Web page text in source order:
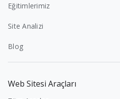
Eğitimlerimiz
Site Analizi
Blog
Web Sitesi Araçları